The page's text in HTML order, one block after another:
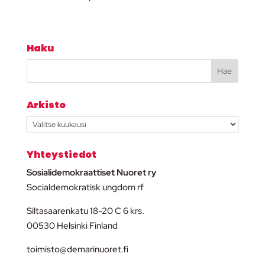
Haku
Arkisto
Arkisto
Yhteystiedot
Sosialidemokraattiset Nuoret ry
Socialdemokratisk ungdom rf
Siltasaarenkatu 18-20 C 6 krs.
00530 Helsinki Finland
toimisto@demarinuoret.fi